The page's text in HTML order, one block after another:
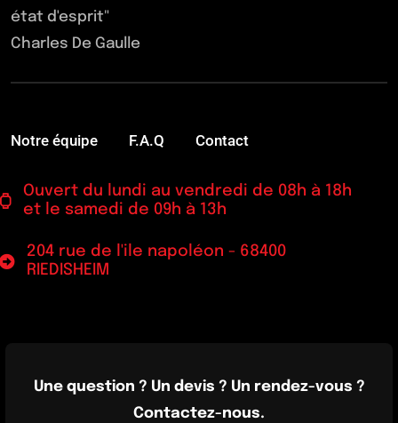
état d'esprit"
Charles De Gaulle
Notre équipe F.A.Q Contact
Ouvert du lundi au vendredi de 08h à 18h
et le samedi de 09h à 13h
204 rue de l'ile napoléon - 68400
RIEDISHEIM
Une question ? Un devis ? Un rendez-vous ?
Contactez-nous.